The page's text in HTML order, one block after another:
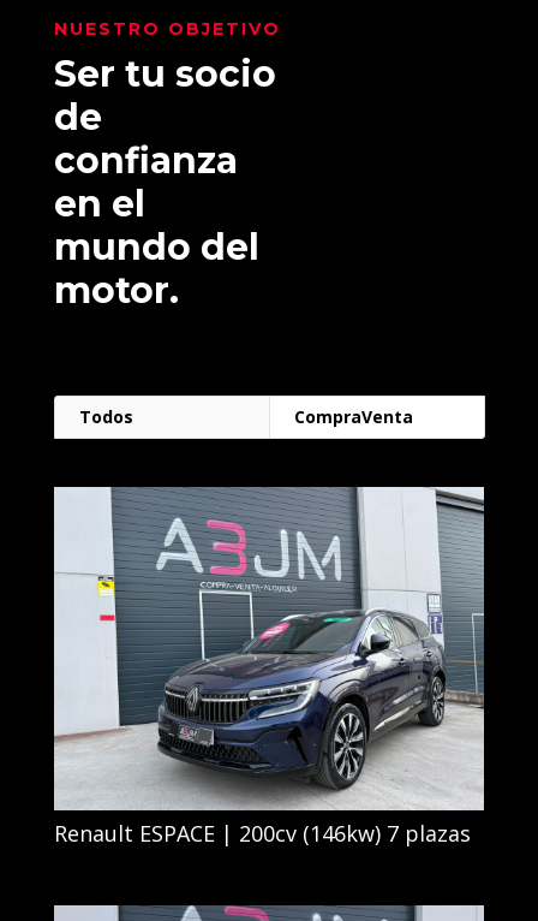
NUESTRO OBJETIVO
Ser tu socio
de
confianza
en el
mundo del
motor.
Todos CompraVenta
Renault ESPACE | 200cv (146kw) 7 plazas